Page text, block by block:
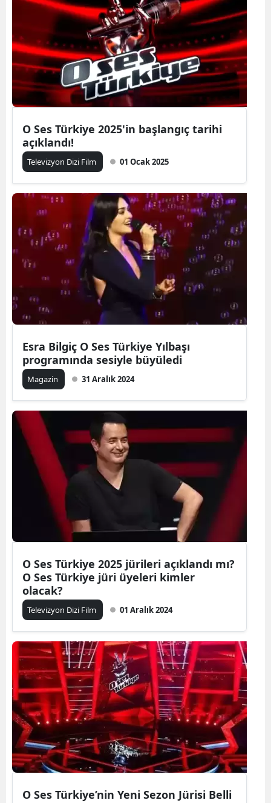
O Ses Türkiye 2025'in başlangıç tarihi
açıklandı!
Televizyon Dizi Film 01 Ocak 2025
Esra Bilgiç O Ses Türkiye Yılbaşı
programında sesiyle büyüledi
Magazin 31 Aralık 2024
O Ses Türkiye 2025 jürileri açıklandı mı?
O Ses Türkiye jüri üyeleri kimler
olacak?
Televizyon Dizi Film 01 Aralık 2024
O Ses Türkiye’nin Yeni Sezon Jürisi Belli